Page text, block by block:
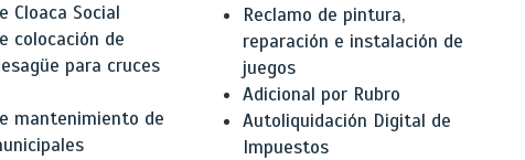
Cloaca Social
colocación de
para cruces
mantenimiento de
Reclamo de pintura,
reparación e instalación de
juegos
Adicional por Rubro
Autoliquidación Digital de
Impuestos